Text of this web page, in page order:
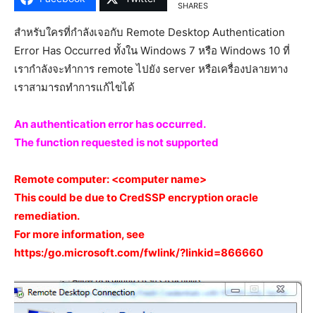
SHARES
สำหรับใครที่กำลังเจอกับ Remote Desktop Authentication
Error Has Occurred ทั้งใน Windows 7 หรือ Windows 10 ที่
เรากำลังจะทำการ remote ไปยัง server หรือเครื่องปลายทาง
เราสามารถทำการแก้ไขได้
An authentication error has occurred.
The function requested is not supported
Remote computer: <computer name>
This could be due to CredSSP encryption oracle
remediation.
For more information, see
https:/go.microsoft.com/fwlink/?linkid=866660